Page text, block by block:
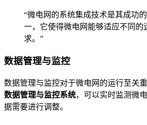
“微电网的系统集成技术是其成功
一，它使得微电网能够适应不同的
求。”
数据管理与监控
数据管理与监控对于微电网的运行至关
数据管理与监控系统，可以实时监测微
据需要进行调整。